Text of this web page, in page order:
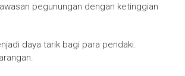
pegunungan dengan ketinggian
daya tarik bagi para pendaki.